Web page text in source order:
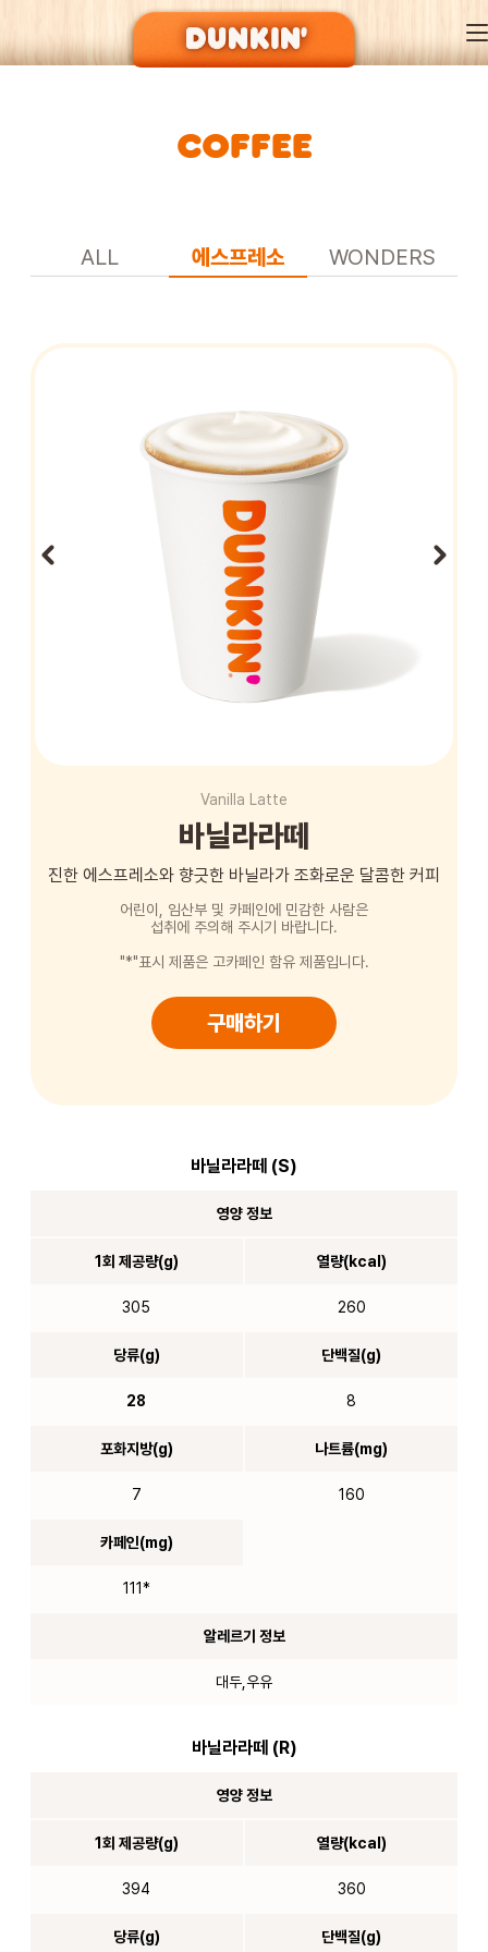
DUNKIN’ OF SEASON
창업문의
COFFEE
ALL 에스프레소 WONDERS
Vanilla Latte
바닐라라떼
진한 에스프레소와 향긋한 바닐라가 조화로운 달콤한 커피
어린이, 임산부 및 카페인에 민감한 사람은
섭취에 주의해 주시기 바랍니다.
"*"표시 제품은 고카페인 함유 제품입니다.
구매하기
바닐라라떼 (S)
영양 정보
1회 제공량(g)
305
열량(kcal)
260
당류(g)
28
단백질(g)
8
포화지방(g)
7
나트륨(mg)
160
카페인(mg)
111*
알레르기 정보
대두,우유
바닐라라떼 (R)
영양 정보
1회 제공량(g)
394
열량(kcal)
360
당류(g) 단백질(g)